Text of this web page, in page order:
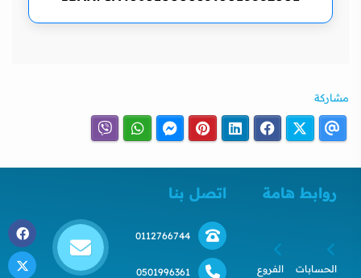
مشاركة
روابط هامة
الحسابات الفروع
اتصل بنا
0112766744
0501996361